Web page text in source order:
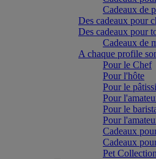
Cadeaux de
Des cadeaux pour
Des cadeaux pour
Cadeaux de
A chaque profile
Pour le Chef
Pour l'hôte
Pour le
Pour
Pour le
Pour
Cadeaux
Cadeaux
Pet Collection